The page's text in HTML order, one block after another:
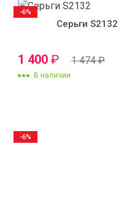
Серьги S2132
1 400 ₽ 1 474₽
В наличии
-6%
-6%